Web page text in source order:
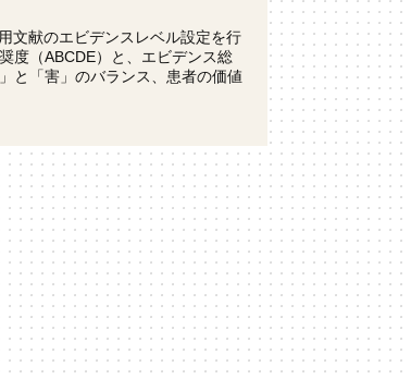
文献のエビデンスレベル設定を行
度（ABCDE）と、エビデンス総
と「害」のバランス、患者の価値